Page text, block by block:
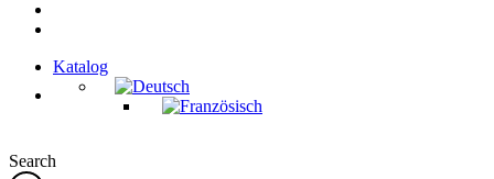
Katalog
Search